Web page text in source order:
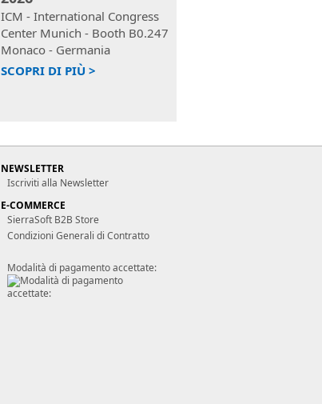
ICM - International Congress
Center Munich - Booth B0.247
Monaco - Germania
SCOPRI DI PIÙ >
NEWSLETTER
Iscriviti alla Newsletter
E-COMMERCE
SierraSoft B2B Store
Condizioni Generali di Contratto
Modalità di pagamento accettate: